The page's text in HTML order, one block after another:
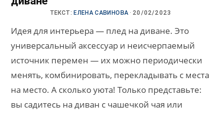
ТЕКСТ: ЕЛЕНА САВИНОВА ·20/02/2023
Идея для интерьера — плед на диване. Это
универсальный аксессуар и неисчерпаемый
источник перемен — их можно периодически
менять, комбинировать, перекладывать с места
на место. А сколько уюта! Только представьте:
вы садитесь на диван с чашечкой чая или